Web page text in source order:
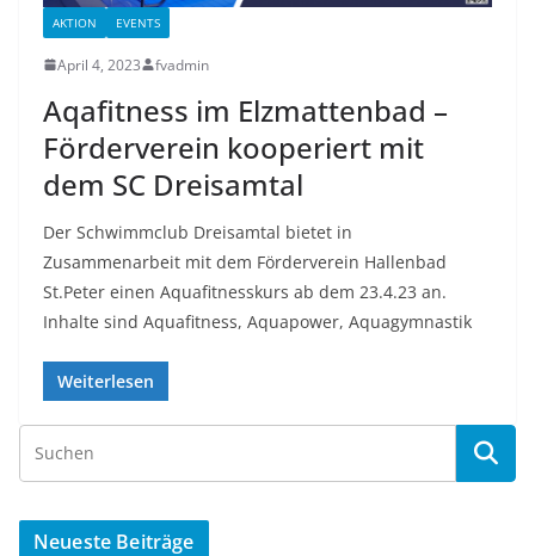
AKTION EVENTS
April 4, 2023 fvadmin
Aqafitness im Elzmattenbad –
Förderverein kooperiert mit
dem SC Dreisamtal
Der Schwimmclub Dreisamtal bietet in
Zusammenarbeit mit dem Förderverein Hallenbad
St.Peter einen Aquafitnesskurs ab dem 23.4.23 an.
Inhalte sind Aquafitness, Aquapower, Aquagymnastik
Weiterlesen
Neueste Beiträge